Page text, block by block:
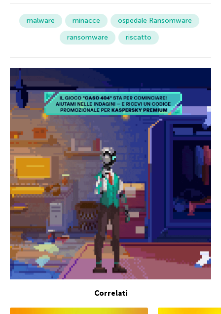
malware minacce
ospedale Ransomware
ransomware
riscatto
Correlati